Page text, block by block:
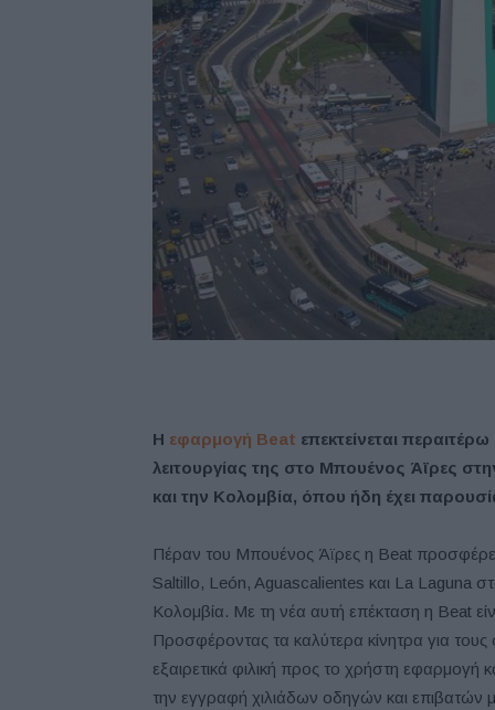
Η εφαρμογή Beat επεκτείνεται
λειτουργίας της στο Μπουένος Άϊρες
και την Κολομβία, όπου ήδη έχει
Πέραν του Μπουένος Άϊρες η Beat
Saltillo, León, Aguascalientes και La Laguna
Κολομβία. Με τη νέα αυτή επέκταση η Beat
Προσφέροντας τα καλύτερα κίνητρα για τους
εξαιρετικά φιλική προς το χρήστη εφαρμογή
την εγγραφή χιλιάδων οδηγών και επιβατών